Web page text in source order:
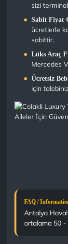
sizi
Sabit Fiyat
ücretlerle
sabittir.
Lüks Araç
Mercedes
Ücretsiz
için
FAQ /
Antalya
ortalama 50 -